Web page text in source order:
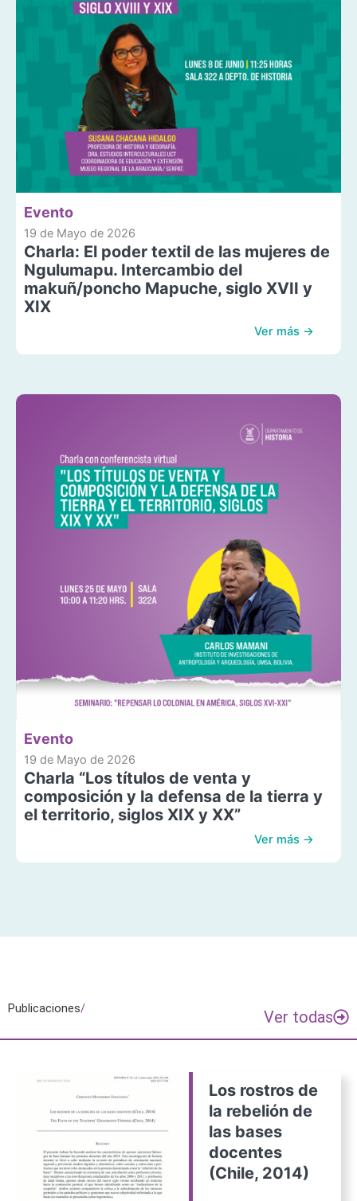
Evento
19 de Mayo de 2026
Charla: El poder textil de las mujeres de
Ngulumapu. Intercambio del
makuñ/poncho Mapuche, siglo XVII y
XIX
Ver más →
Evento
19 de Mayo de 2026
Charla “Los títulos de venta y
composición y la defensa de la tierra y
el territorio, siglos XIX y XX”
Ver más →
Publicaciones/ Ver todas
Los rostros de
la rebelión de
las bases
docentes
(Chile, 2014)